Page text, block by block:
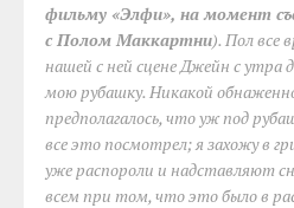
фильму «Элфи», на момент
с Полом Маккартни). Пол все
нашей с ней сцене Джейн с утра
мою рубашку. Никакой
предполагалось, что уж под
все это посмотрел; я захожу в
уже распороли и надставляют
всем при том, что это было в